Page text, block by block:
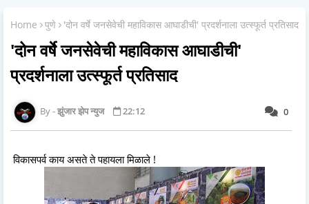
Home पुणे 'दोन वर्षे जनसेवेची महाविकास आघाडीची' प्रदर्शनाला उत्स्फूर्त प्रतिसाद
'दोन वर्षे जनसेवेची महाविकास आघाडीची'
प्रदर्शनाला उत्स्फूर्त प्रतिसाद
0
झुंजार झेप न्युज 22:12
विकासपर्व काय असते ते पहायला मिळाले !